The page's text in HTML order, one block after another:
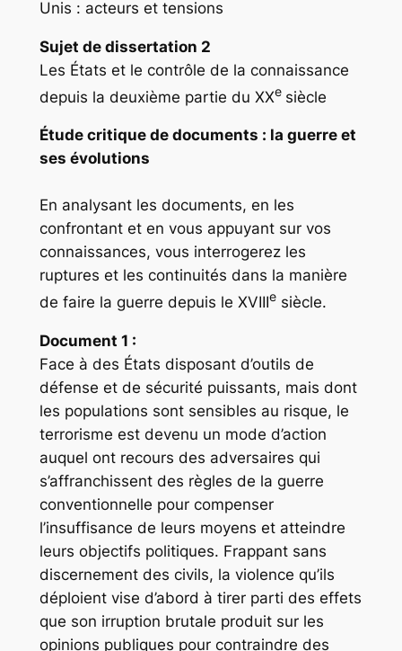
Unis : acteurs et tensions
Sujet de dissertation 2
Les États et le contrôle de la connaissance
depuis la deuxième partie du XXe siècle
Étude critique de documents : la guerre et
ses évolutions
En analysant les documents, en les
confrontant et en vous appuyant sur vos
connaissances, vous interrogerez les
ruptures et les continuités dans la manière
de faire la guerre depuis le XVIIIesiècle.
Document 1 :
Face à des États disposant d’outils de
défense et de sécurité puissants, mais dont
les populations sont sensibles au risque, le
terrorisme est devenu un mode d’action
auquel ont recours des adversaires qui
s’affranchissent des règles de la guerre
conventionnelle pour compenser
l’insuffisance de leurs moyens et atteindre
leurs objectifs politiques. Frappant sans
discernement des civils, la violence qu’ils
déploient vise d’abord à tirer parti des effets
que son irruption brutale produit sur les
opinions publiques pour contraindre des